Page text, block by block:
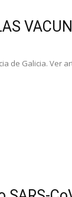
de Galicia. Ver